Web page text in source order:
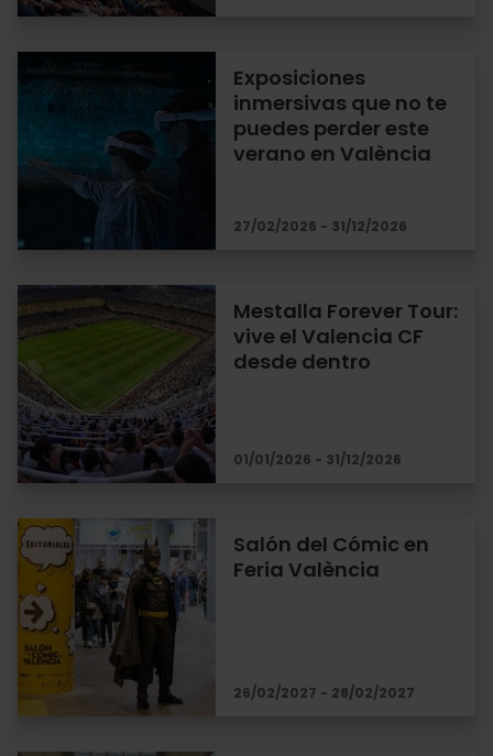
Exposiciones
inmersivas que no te
puedes perder este
verano en València
27/02/2026 - 31/12/2026
Mestalla Forever Tour:
vive el Valencia CF
desde dentro
01/01/2026 - 31/12/2026
Salón del Cómic en
Feria València
26/02/2027 - 28/02/2027